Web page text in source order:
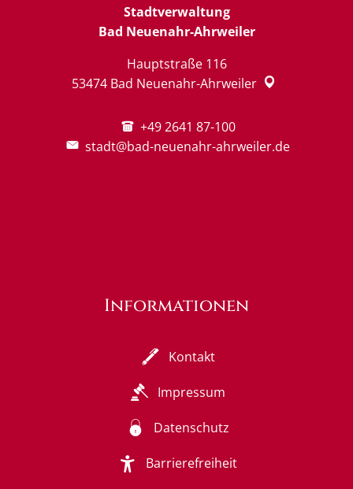
Stadtverwaltung
Bad Neuenahr-Ahrweiler
Hauptstraße 116
53474 Bad Neuenahr-Ahrweiler
+49 2641 87-100
stadt@bad-neuenahr-ahrweiler.de
Informationen
Kontakt
Impressum
Datenschutz
Barrierefreiheit